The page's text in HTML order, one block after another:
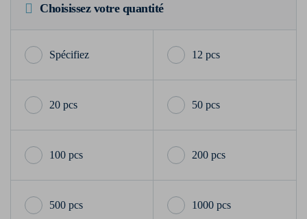
Choisissez votre quantité
12 pcs
20 pcs 50 pcs
100 pcs 200 pcs
500 pcs 1000 pcs